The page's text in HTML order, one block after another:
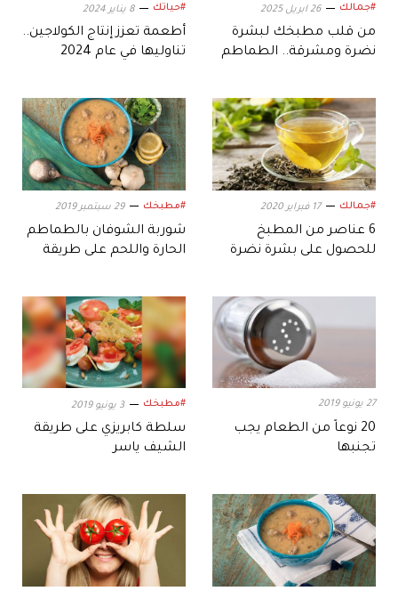
#جمالك 26 ابريل 2025
من قلب مطبخك لبشرة
نضرة ومشرقة.. الطماطم
#حياتك 8 يناير 2024
أطعمة تعزز إنتاج الكولاجين..
تناوليها في عام 2024
#جمالك 17 فبراير 2020
6 عناصر من المطبخ
للحصول على بشرة نضرة
#مطبخك 29 سبتمبر 2019
شوربة الشوفان بالطماطم
الحارة واللحم على طريقة
27 يونيو 2019
20 نوعاً من الطعام يجب
تجنبها
#مطبخك 3 يونيو 2019
سلطة كابريزي على طريقة
الشيف ياسر